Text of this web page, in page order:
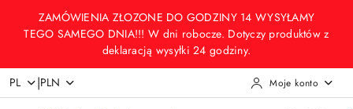
Przejdź do treści głównej
Przejdź do wyszukiwarki
Przejdź do moje konto
Przejdź do menu głównego
Przejdź do opisu produktu
Przejdź do stopki
ZAMÓWIENIA ZŁOZONE DO GODZINY 14 WYSYŁAMY
TEGO SAMEGO DNIA!!! W dni robocze. Dotyczy produktów z
deklaracją wysyłki 24 godziny.
PL |PLN Moje konto